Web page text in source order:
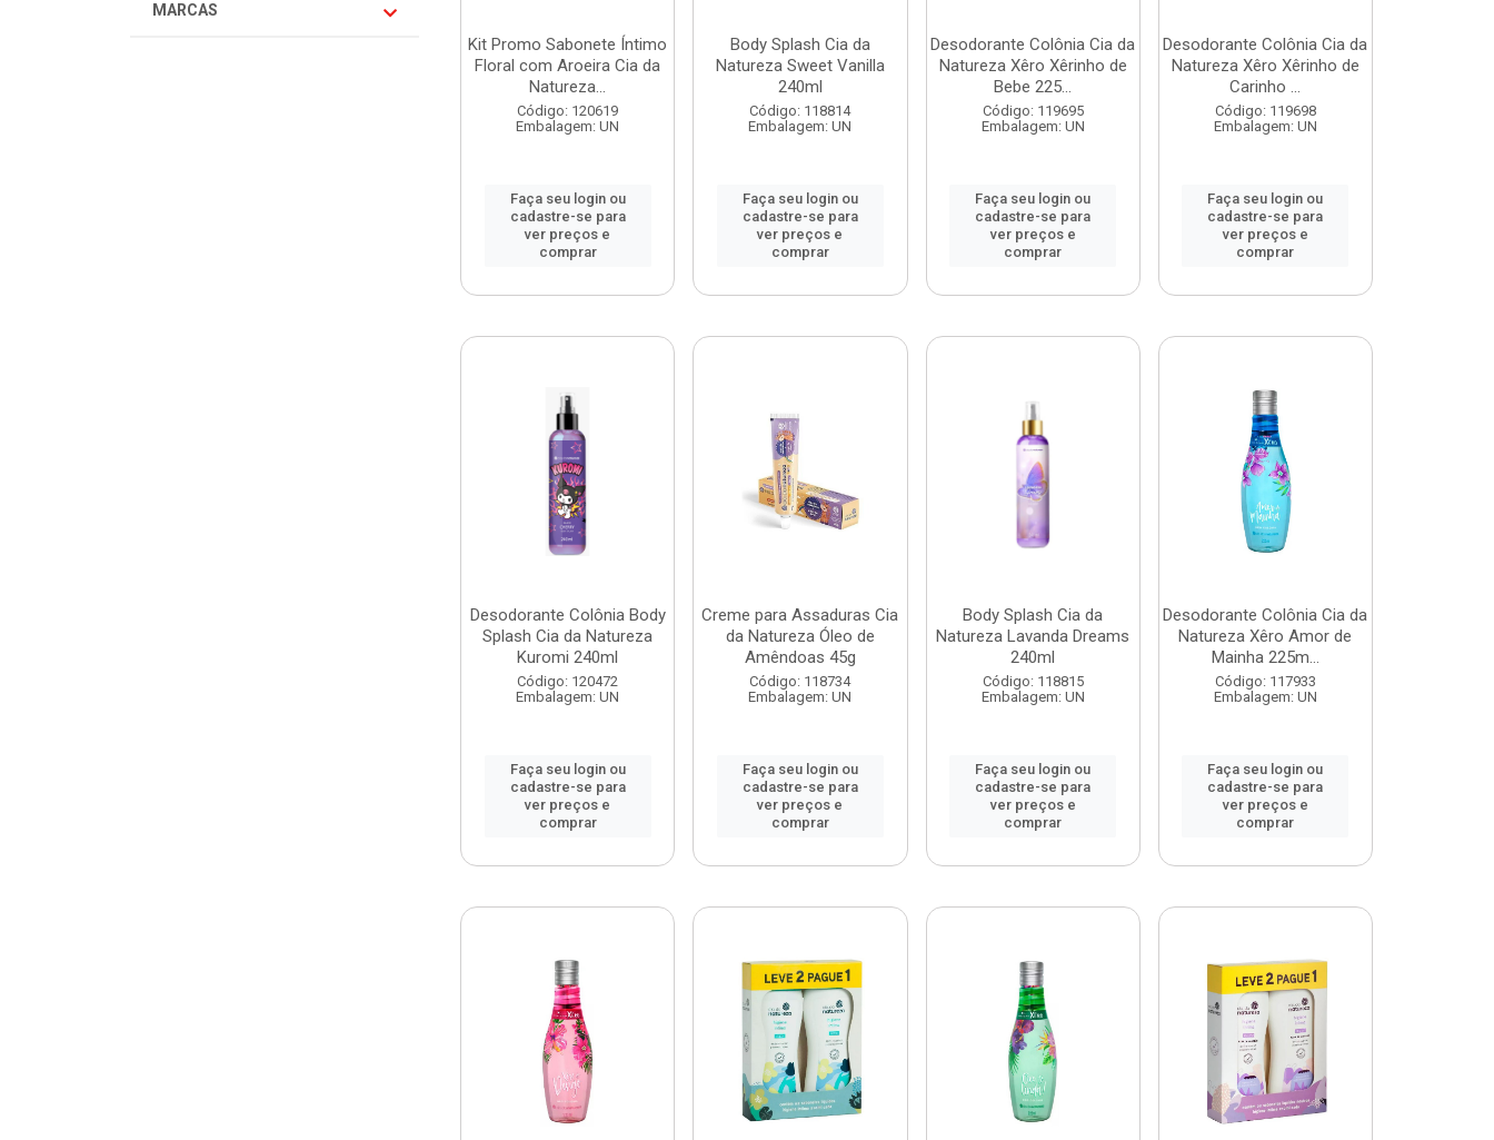
MARCAS
Kit Promo Sabonete Íntimo
Floral com Aroeira Cia da
Natureza...
Código: 120619
Embalagem: UN
Faça seu login ou
cadastre-se para
ver preços e
comprar
Body Splash Cia da
Natureza Sweet Vanilla
240ml
Código: 118814
Embalagem: UN
Faça seu login ou
cadastre-se para
ver preços e
comprar
Desodorante Colônia Cia da
Natureza Xêro Xêrinho de
Bebe 225...
Código: 119695
Embalagem: UN
Faça seu login ou
cadastre-se para
ver preços e
comprar
Desodorante Colônia Cia da
Natureza Xêro Xêrinho de
Carinho ...
Código: 119698
Embalagem: UN
Faça seu login ou
cadastre-se para
ver preços e
comprar
Desodorante Colônia Body
Splash Cia da Natureza
Kuromi 240ml
Código: 120472
Embalagem: UN
Faça seu login ou
cadastre-se para
ver preços e
comprar
Creme para Assaduras Cia
da Natureza Óleo de
Amêndoas 45g
Código: 118734
Embalagem: UN
Faça seu login ou
cadastre-se para
ver preços e
comprar
Body Splash Cia da
Natureza Lavanda Dreams
240ml
Código: 118815
Embalagem: UN
Faça seu login ou
cadastre-se para
ver preços e
comprar
Desodorante Colônia Cia da
Natureza Xêro Amor de
Mainha 225m...
Código: 117933
Embalagem: UN
Faça seu login ou
cadastre-se para
ver preços e
comprar